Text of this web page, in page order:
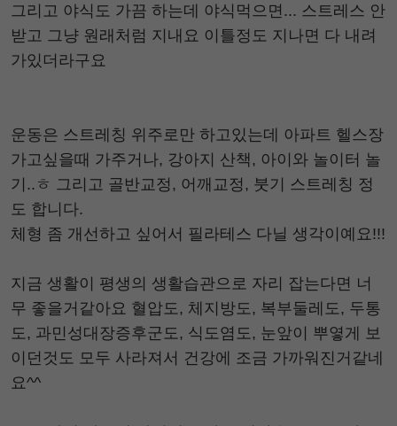
그리고 야식도 가끔 하는데 야식먹으면... 스트레스 안
받고 그냥 원래처럼 지내요 이틀정도 지나면 다 내려
가있더라구요
운동은 스트레칭 위주로만 하고있는데 아파트 헬스장
가고싶을때 가주거나, 강아지 산책, 아이와 놀이터 놀
기..ㅎ 그리고 골반교정, 어깨교정, 붓기 스트레칭 정
도 합니다.
체형 좀 개선하고 싶어서 필라테스 다닐 생각이예요!!!
지금 생활이 평생의 생활습관으로 자리 잡는다면 너
무 좋을거같아요 혈압도, 체지방도, 복부둘레도, 두통
도, 과민성대장증후군도, 식도염도, 눈앞이 뿌옇게 보
이던것도 모두 사라져서 건강에 조금 가까워진거같네
요^^